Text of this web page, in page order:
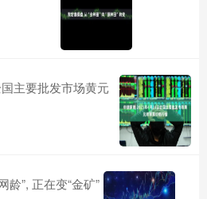
主要批发市场黄元
龄”, 正在变“金矿”